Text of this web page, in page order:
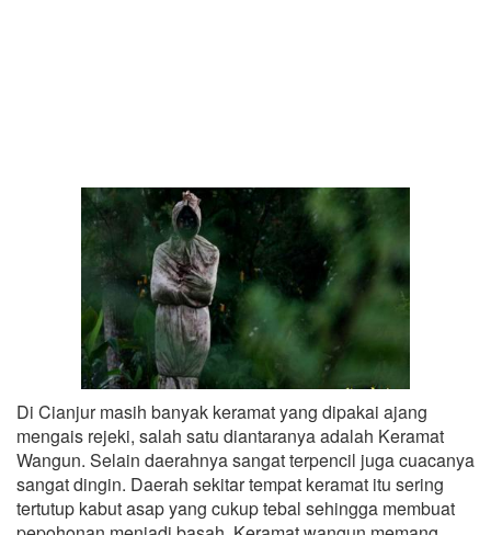
Di Cianjur masih banyak keramat yang dipakai ajang
mengais rejeki, salah satu diantaranya adalah Keramat
Wangun. Selain daerahnya sangat terpencil juga cuacanya
sangat dingin. Daerah sekitar tempat keramat itu sering
tertutup kabut asap yang cukup tebal sehingga membuat